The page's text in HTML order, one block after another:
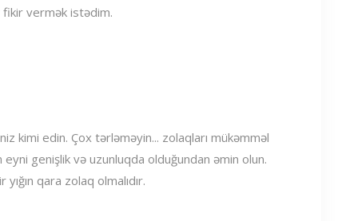
fikir vermək istədim.
kimi edin. Çox tərləməyin... zolaqları mükəmməl
eyni genişlik və uzunluqda olduğundan əmin olun.
qara zolaq olmalıdır.